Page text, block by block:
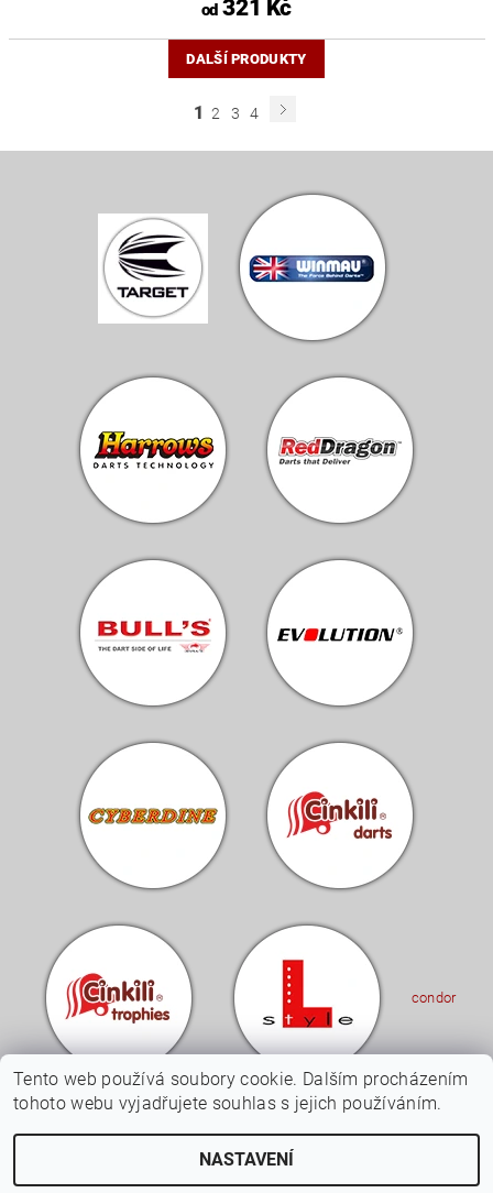
od321 Kč
DALŠÍ PRODUKTY
1 2 3 4
condor
2026 © Cinkili - Specialista na šipky a terče, všechna práva vyhrazena
cookies
Tento web používá soubory cookie. Dalším procházením
tohoto webu vyjadřujete souhlas s jejich používáním.
NASTAVENÍ